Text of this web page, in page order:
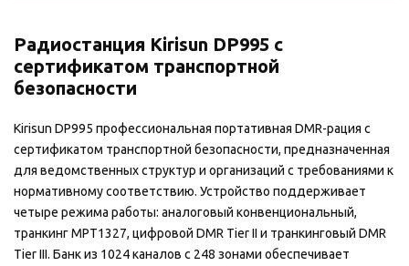
Радиостанция Kirisun DP995 с
сертификатом транспортной
безопасности
Kirisun DP995 профессиональная портативная DMR-рация с
сертификатом транспортной безопасности, предназначенная
для ведомственных структур и организаций с требованиями к
нормативному соответствию. Устройство поддерживает
четыре режима работы: аналоговый конвенциональный,
транкинг MPT1327, цифровой DMR Tier II и транкинговый DMR
Tier III. Банк из 1024 каналов с 248 зонами обеспечивает